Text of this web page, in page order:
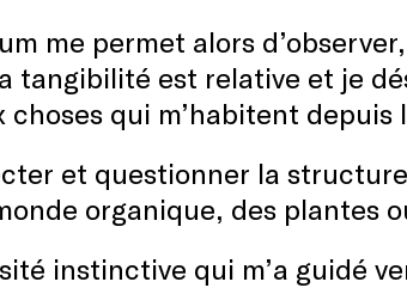
me permet alors
tangibilité est relative et je
qui m’habitent depuis
et questionner la
organique, des plantes
instinctive qui m’a guidé